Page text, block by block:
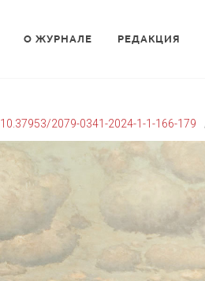
О ЖУРНАЛЕ РЕДАКЦИЯ
10.37953/2079-0341-2024-1-1-166-179